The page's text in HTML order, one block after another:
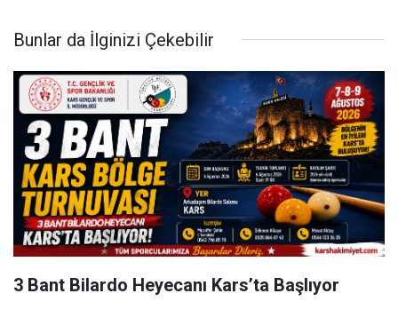
Bunlar da İlginizi Çekebilir
3 Bant Bilardo Heyecanı Kars’ta Başlıyor